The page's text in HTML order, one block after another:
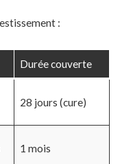
:
Durée couverte
28 jours (cure)
1 mois